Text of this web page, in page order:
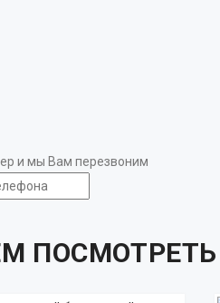
и мы Вам перезвоним
ПОСМОТРЕТЬ